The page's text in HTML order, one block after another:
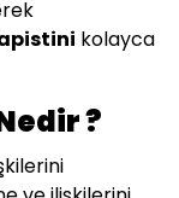
kolayca
?